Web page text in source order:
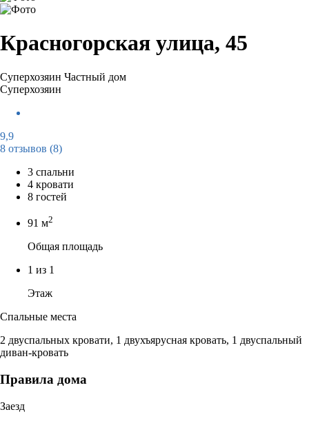
Красногорская улица, 45
Суперхозяин Частный дом
Суперхозяин
9,9
8 отзывов (8)
3 спальни
4 кровати
8 гостей
91 м2
Общая площадь
1 из 1
Этаж
Спальные места
2 двуспальных кровати, 1 двухъярусная кровать, 1 двуспальный
диван-кровать
Правила дома
Заезд